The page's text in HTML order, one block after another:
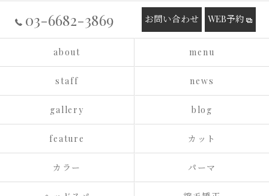
03-6682-3869 お問い合わせ WEB予約
about menu
staff news
gallery blog
feature カット
カラー パーマ